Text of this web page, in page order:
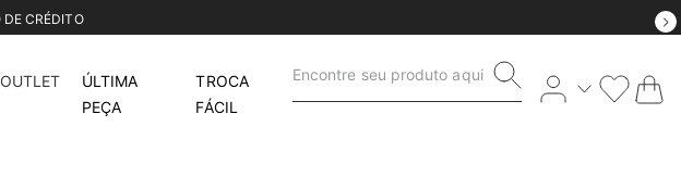
CONFIRA NOSSO OUTLET ATÉ 70%
OUTLET
ÚLTIMA
PEÇA
TROCA
FÁCIL
Encontre seu produto aqui